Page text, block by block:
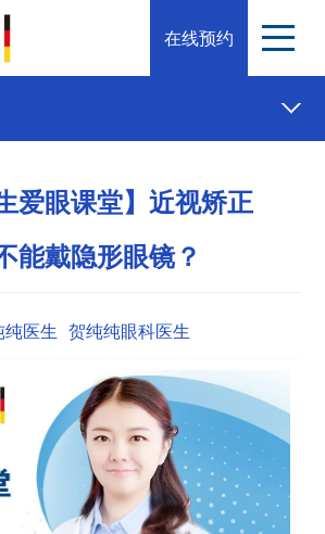
在线预约
爱眼课堂】近视矫正
能戴隐形眼镜？
纯医生 贺纯纯眼科医生